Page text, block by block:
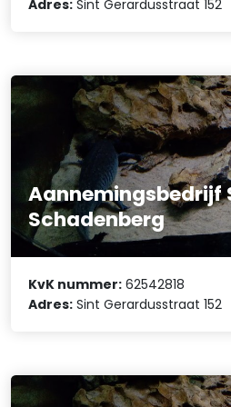
Adres: Sint Gerardusstraat 152
Aannemingsbedrijf
Schadenberg
KvK nummer: 62542818
Adres: Sint Gerardusstraat 152